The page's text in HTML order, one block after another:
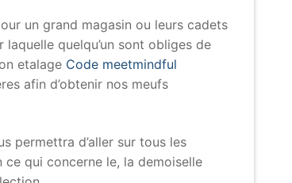
un grand magasin ou leurs cadets
quelqu’un sont obliges de
etalage Code meetmindful
afin d’obtenir nos meufs
permettra d’aller sur tous les
qui concerne le, la demoiselle